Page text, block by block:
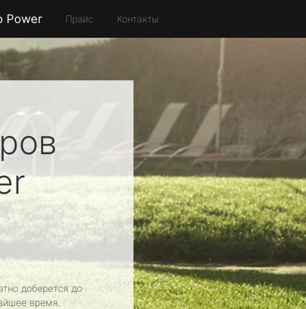
Power Прайс Контакты
доберется до
время.